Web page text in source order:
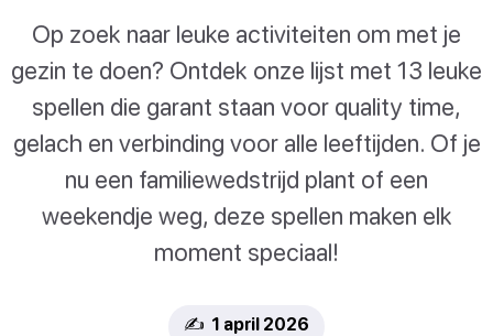
Op zoek naar leuke activiteiten om met je
gezin te doen? Ontdek onze lijst met 13 leuke
spellen die garant staan voor quality time,
gelach en verbinding voor alle leeftijden. Of je
nu een familiewedstrijd plant of een
weekendje weg, deze spellen maken elk
moment speciaal!
✍️ 1 april 2026